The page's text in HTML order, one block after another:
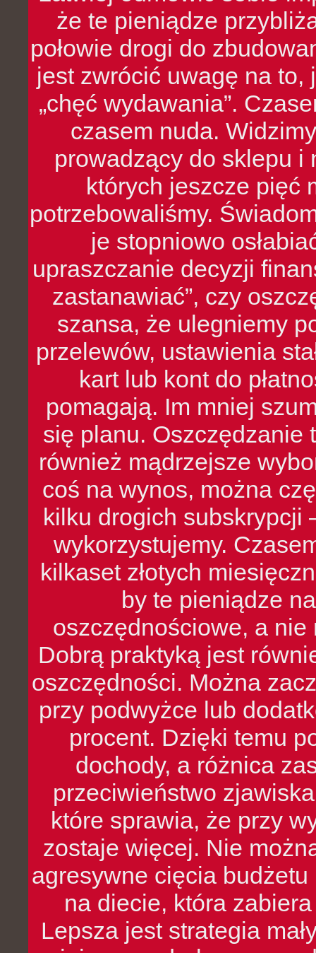
że te pieniądze
połowie drogi do
jest zwrócić uwagę na to,
„chęć wydawania”.
czasem nuda.
prowadzący do sklepu i
których jeszcze pięć
potrzebowaliśmy.
je stopniowo
upraszczanie decyzji
zastanawiać”, czy
szansa, że ulegniemy
przelewów, ustawienia
kart lub kont do
pomagają. Im mniej
się planu. Oszczędzanie
również mądrzejsze
coś na wynos, można
kilku drogich subskrypcji
wykorzystujemy.
kilkaset złotych
by te pieniądze
oszczędnościowe, a nie
Dobrą praktyką jest
oszczędności. Można
przy podwyżce lub
procent. Dzięki temu
dochody, a różnica
przeciwieństwo
które sprawia, że przy
zostaje więcej. Nie
agresywne cięcia
na diecie, która
Lepsza jest strategia